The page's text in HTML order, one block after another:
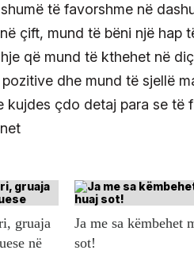
të favorshme në
çift, mund të bëni një hap
që mund të kthehet në
dhe mund të sjellë
kujdes çdo detaj para se të
gruaja
në
Ja me sa këmbehet
sot!